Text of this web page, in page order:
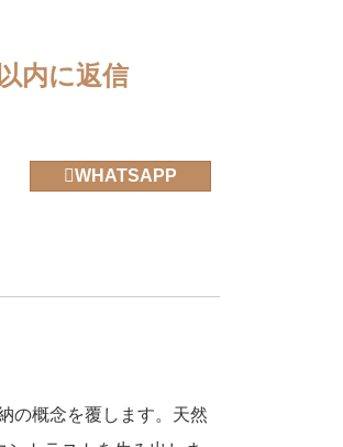
内に返信
WHATSAPP
の概念を覆します。天然